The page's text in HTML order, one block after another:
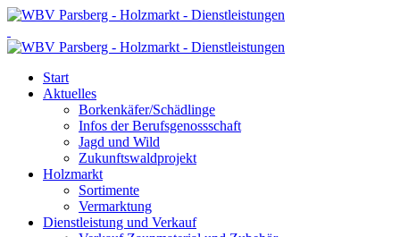
Start
Aktuelles
Borkenkäfer/Schädlinge
Infos der Berufsgenossschaft
Jagd und Wild
Zukunftswaldprojekt
Holzmarkt
Sortimente
Vermarktung
Dienstleistung und Verkauf